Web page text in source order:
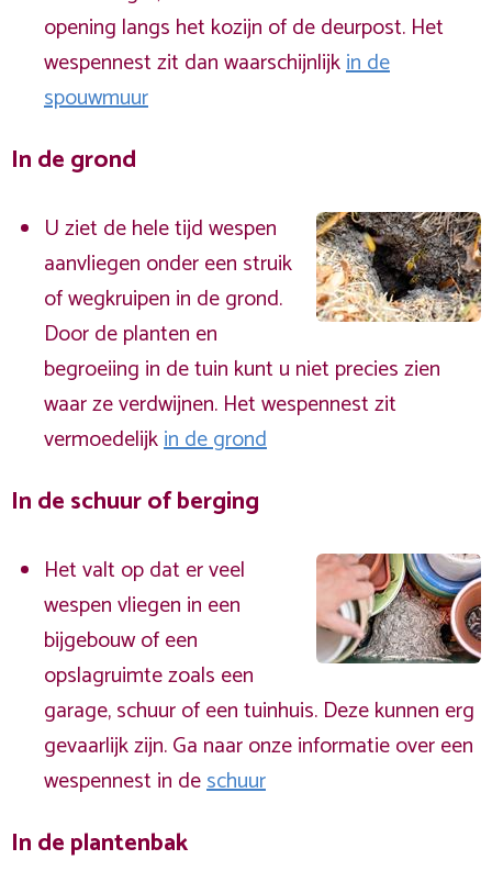
opening langs het kozijn of de deurpost. Het
wespennest zit dan waarschijnlijkin de
spouwmuur
In de grond
U ziet de hele tijd wespen
aanvliegen onder een struik
of wegkruipen in de grond.
Door de planten en
begroeiing in de tuin kunt u niet precies zien
waar ze verdwijnen. Het wespennest zit
vermoedelijkin de grond
In de schuur of berging
Het valt op dat er veel
wespen vliegen in een
bijgebouw of een
opslagruimte zoals een
garage, schuur of een tuinhuis. Deze kunnen erg
gevaarlijk zijn. Ga naar onze informatie over een
wespennest in deschuur
In de plantenbak